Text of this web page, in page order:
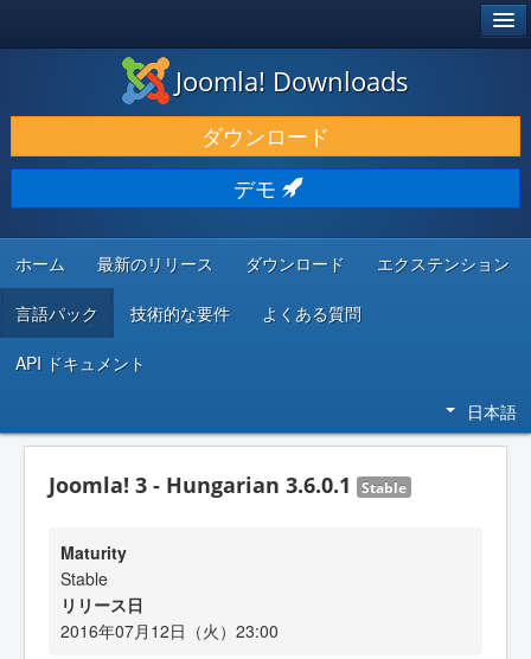
ダウンロードと機能拡張
発見と学び
コミュニティとサポート
開発者向けリソース
Joomla! Downloads
ダウンロード
デモ
ホーム 最新のリリース ダウンロード エクステンション
言語パック 技術的な要件 よくある質問
API ドキュメント
日本語
Joomla! 3 - Hungarian 3.6.0.1 Stable
Maturity
Stable
リリース日
2016年07月12日（火）23:00